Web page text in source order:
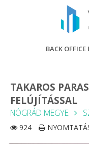
BACK OFFICE
TAKAROS
FELÚJÍTÁSSAL
NÓGRÁD MEGYE
924